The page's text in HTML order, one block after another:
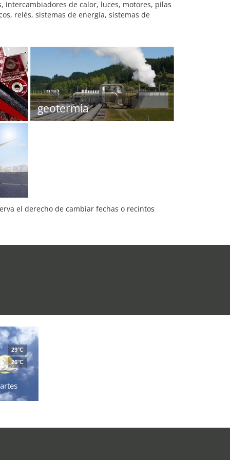
de calor, luces, motores, pilas
relés, sistemas de energía, sistemas de
geotermia
el derecho de cambiar fechas o recintos
29°C
26°C